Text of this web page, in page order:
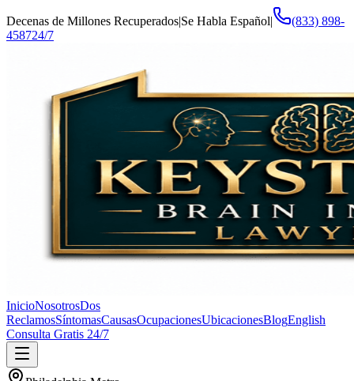
Decenas de Millones Recuperados|Se Habla Español|
(833) 898-
458724/7
InicioNosotrosDos
ReclamosSíntomasCausasOcupacionesUbicacionesBlogEnglish
Consulta Gratis 24/7